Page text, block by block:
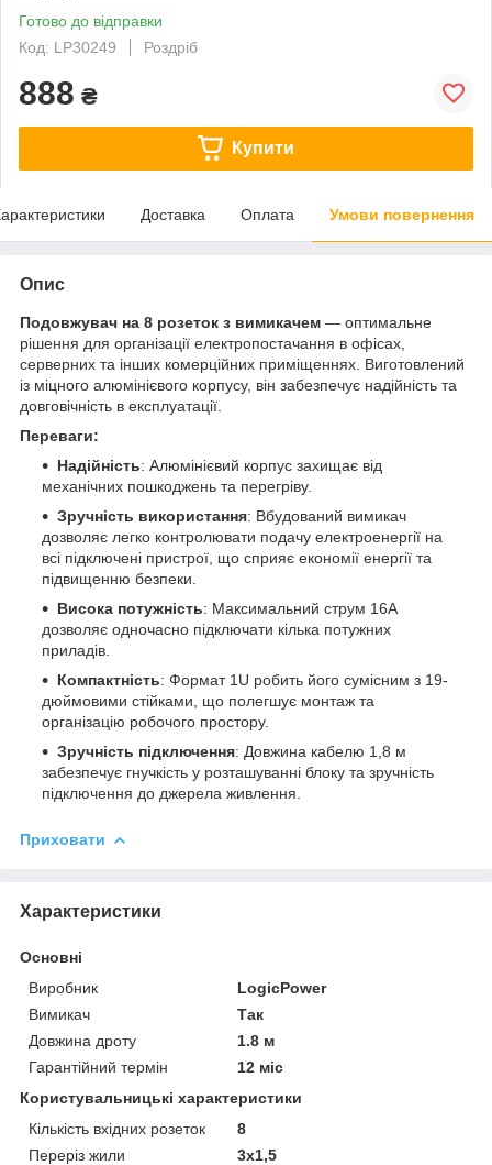
Готово до відправки
Код: LP30249
Роздріб
888 ₴
Купити
Доставка Оплата Умови повернення
Опис
Подовжувач на 8 розеток з вимикачем — оптимальне
рішення для організації електропостачання в офісах,
серверних та інших комерційних приміщеннях. Виготовлений
із міцного алюмінієвого корпусу, він забезпечує надійність та
довговічність в експлуатації.
Переваги:
Надійність: Алюмінієвий корпус захищає від
механічних пошкоджень та перегріву.
Зручність використання: Вбудований вимикач
дозволяє легко контролювати подачу електроенергії на
всі підключені пристрої, що сприяє економії енергії та
підвищенню безпеки.
Висока потужність: Максимальний струм 16A
дозволяє одночасно підключати кілька потужних
приладів.
Компактність: Формат 1U робить його сумісним з 19-
дюймовими стійками, що полегшує монтаж та
організацію робочого простору.
Зручність підключення: Довжина кабелю 1,8 м
забезпечує гнучкість у розташуванні блоку та зручність
підключення до джерела живлення.
Приховати
Характеристики
Основні
Виробник
LogicPower
Вимикач
Так
Довжина дроту
1.8 м
Гарантійний термін
12 міс
Користувальницькі характеристики
Кількість вхідних розеток
8
Переріз жили
3х1,5